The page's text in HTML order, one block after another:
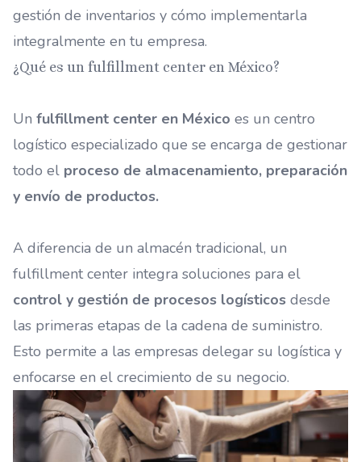
gestión de inventarios y cómo implementarla
integralmente en tu empresa.
¿Qué es un fulfillment center en México?
Un fulfillment center en México es un centro
logístico especializado que se encarga de gestionar
todo el proceso de almacenamiento, preparación
y envío de productos.
A diferencia de un almacén tradicional, un
fulfillment center integra soluciones para el
control y gestión de procesos logísticos desde
las primeras etapas de la cadena de suministro.
Esto permite a las empresas delegar su logística y
enfocarse en el crecimiento de su negocio.